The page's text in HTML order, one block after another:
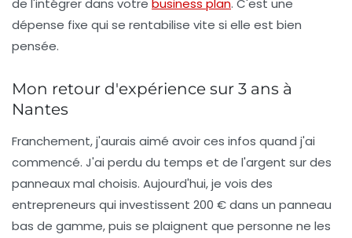
de l'intégrer dans votre business plan. C'est une
dépense fixe qui se rentabilise vite si elle est bien
pensée.
Mon retour d'expérience sur 3 ans à
Nantes
Franchement, j'aurais aimé avoir ces infos quand j'ai
commencé. J'ai perdu du temps et de l'argent sur des
panneaux mal choisis. Aujourd'hui, je vois des
entrepreneurs qui investissent 200 € dans un panneau
bas de gamme, puis se plaignent que personne ne les